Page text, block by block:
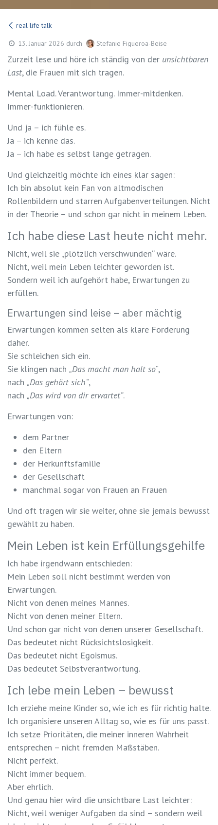
real life talk
13. Januar 2026 durch Stefanie Figueroa-Beise
Zurzeit lese und höre ich ständig von der unsichtbaren
Last, die Frauen mit sich tragen.
Mental Load. Verantwortung. Immer-mitdenken.
Immer-funktionieren.
Und ja – ich fühle es.
Ja – ich kenne das.
Ja – ich habe es selbst lange getragen.
Und gleichzeitig möchte ich eines klar sagen:
Ich bin absolut kein Fan von altmodischen
Rollenbildern und starren Aufgabenverteilungen. Nicht
in der Theorie – und schon gar nicht in meinem Leben.
Ich habe diese Last heute nicht mehr.
Nicht, weil sie „plötzlich verschwunden“ wäre.
Nicht, weil mein Leben leichter geworden ist.
Sondern weil ich aufgehört habe, Erwartungen zu
erfüllen.
Erwartungen sind leise – aber mächtig
Erwartungen kommen selten als klare Forderung
daher.
Sie schleichen sich ein.
Sie klingen nach „Das macht man halt so“,
nach „Das gehört sich“,
nach „Das wird von dir erwartet“.
Erwartungen von:
dem Partner
den Eltern
der Herkunftsfamilie
der Gesellschaft
manchmal sogar von Frauen an Frauen
Und oft tragen wir sie weiter, ohne sie jemals bewusst
gewählt zu haben.
Mein Leben ist kein Erfüllungsgehilfe
Ich habe irgendwann entschieden:
Mein Leben soll nicht bestimmt werden von
Erwartungen.
Nicht von denen meines Mannes.
Nicht von denen meiner Eltern.
Und schon gar nicht von denen unserer Gesellschaft.
Das bedeutet nicht Rücksichtslosigkeit.
Das bedeutet nicht Egoismus.
Das bedeutet Selbstverantwortung.
Ich lebe mein Leben – bewusst
Ich erziehe meine Kinder so, wie ich es für richtig halte.
Ich organisiere unseren Alltag so, wie es für uns passt.
Ich setze Prioritäten, die meiner inneren Wahrheit
entsprechen – nicht fremden Maßstäben.
Nicht perfekt.
Nicht immer bequem.
Aber ehrlich.
Und genau hier wird die unsichtbare Last leichter:
Nicht, weil weniger Aufgaben da sind – sondern weil